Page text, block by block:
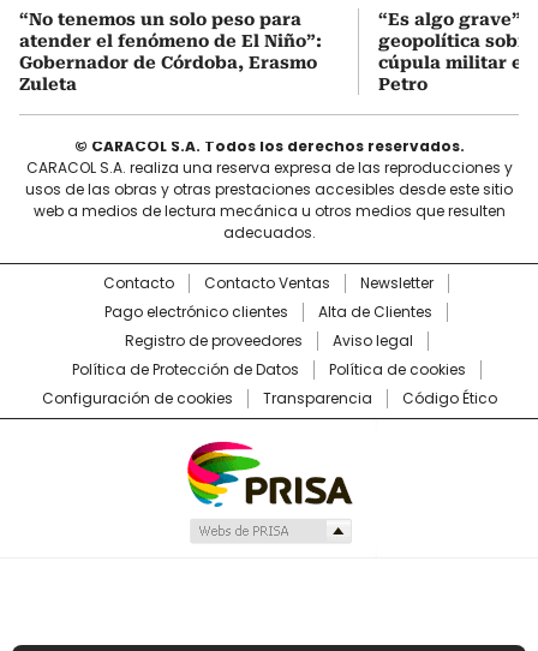
“No tenemos un solo peso para
atender el fenómeno de El Niño”:
Gobernador de Córdoba, Erasmo
Zuleta
“Es algo grave”:
geopolítica
cúpula militar en
Petro
© CARACOL S.A. Todos los derechos reservados.
CARACOL S.A. realiza una reserva expresa de las reproducciones y
usos de las obras y otras prestaciones accesibles desde este sitio
web a medios de lectura mecánica u otros medios que resulten
adecuados.
Contacto Contacto Ventas
Newsletter
Pago electrónico clientes
Alta de Clientes
Registro de proveedores
Aviso legal
Política de Protección de Datos
Política de cookies
Configuración de cookies
Transparencia Código Ético